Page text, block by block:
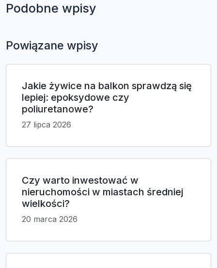
Podobne wpisy
Powiązane wpisy
Jakie żywice na balkon sprawdzą się
lepiej: epoksydowe czy
poliuretanowe?
27 lipca 2026
Czy warto inwestować w
nieruchomości w miastach średniej
wielkości?
20 marca 2026